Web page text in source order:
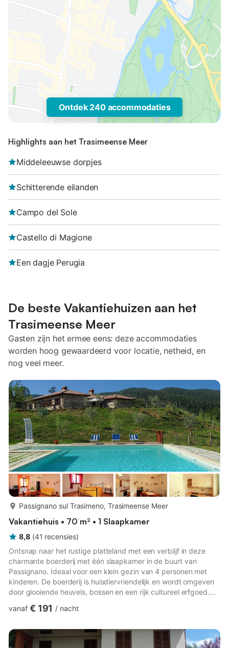
Ontdek 240 accommodaties
Highlights aan het Trasimeense Meer
Middeleeuwse dorpjes
Schitterende eilanden
Campo del Sole
Castello di Magione
Een dagje Perugia
De beste Vakantiehuizen aan het
Trasimeense Meer
Gasten zijn het ermee eens: deze accommodaties
worden hoog gewaardeerd voor locatie, netheid, en
nog veel meer.
Passignano sul Trasimeno, Trasimeense Meer
Vakantiehuis • 70 m² • 1 Slaapkamer
8,8 (41 recensies)
Ontsnap naar het rustige platteland met een verblijf in deze
charmante boerderij met één slaapkamer in de buurt van
Passignano. Ideaal voor een klein gezin van 4 personen met
kinderen. De boerderij is huisdiervriendelijk en wordt omgeven
door glooiende heuvels, bossen en een rijk cultureel erfgoed.
juni tot september), geniet van een rustige wandeling in het bos
fietstocht door de weelderige omgeving. Bezoek de historische
steden Perugia en Cortona of verken de middeleeuwse tore...
vanaf € 191 / nacht